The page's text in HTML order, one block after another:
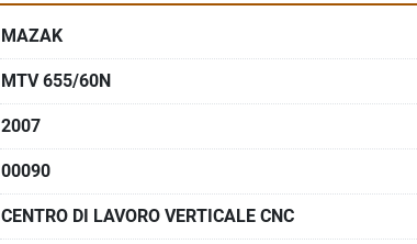
MAZAK
MTV 655/60N
2007
00090
CENTRO DI LAVORO VERTICALE CNC